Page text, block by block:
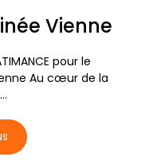
Vienne
pour le
Au cœur de la